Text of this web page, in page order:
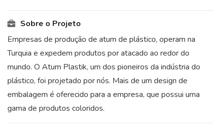
Sobre o Projeto
Empresas de produção de atum de plástico, operam na
Turquia e expedem produtos por atacado ao redor do
mundo. O Atum Plastik, um dos pioneiros da indústria do
plástico, foi projetado por nós. Mais de um design de
embalagem é oferecido para a empresa, que possui uma
gama de produtos coloridos.